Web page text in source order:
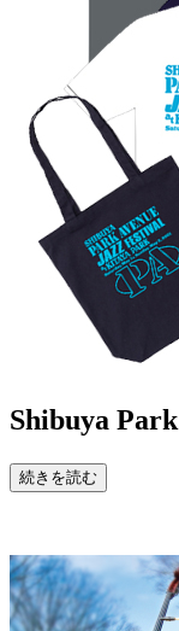
Shibuya Park
続きを読む